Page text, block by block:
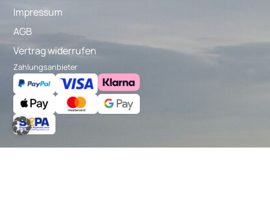
Impressum
AGB
Vertrag widerrufen
Zahlungsanbieter